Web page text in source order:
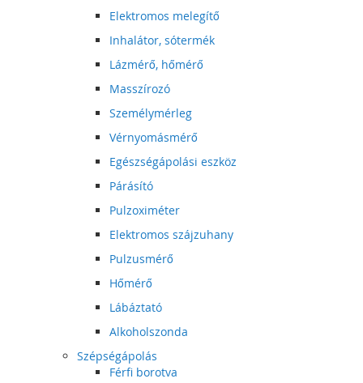
Elektromos melegítő
Inhalátor, sótermék
Lázmérő, hőmérő
Masszírozó
Személymérleg
Vérnyomásmérő
Egészségápolási eszköz
Párásító
Pulzoximéter
Elektromos szájzuhany
Pulzusmérő
Hőmérő
Lábáztató
Alkoholszonda
Szépségápolás
Férfi borotva